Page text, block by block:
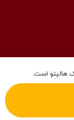
هالیتو است.